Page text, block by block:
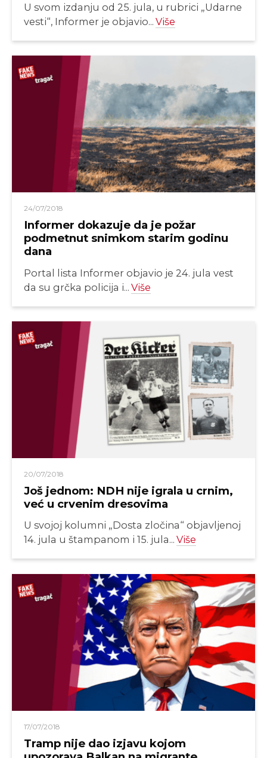
U svom izdanju od 25. jula, u rubrici „Udarne
vesti“, Informer je objavio... Više
24/07/2018
Informer dokazuje da je požar
podmetnut snimkom starim godinu
dana
Portal lista Informer objavio je 24. jula vest
da su grčka policija i... Više
20/07/2018
Još jednom: NDH nije igrala u crnim,
već u crvenim dresovima
U svojoj kolumni „Dosta zločina“ objavljenoj
14. jula u štampanom i 15. jula... Više
17/07/2018
Tramp nije dao izjavu kojom